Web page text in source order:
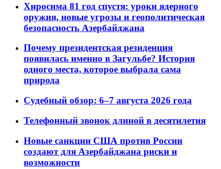
Хиросима 81 год спустя: уроки ядерного
оружия, новые угрозы и геополитическая
безопасность Азербайджана
Почему президентская резиденция
появилась именно в Загульбе? История
одного места, которое выбрала сама
природа
Судебный обзор: 6–7 августа 2026 года
Телефонный звонок длиной в десятилетия
Новые санкции США против России
создают для Азербайджана риски и
возможности